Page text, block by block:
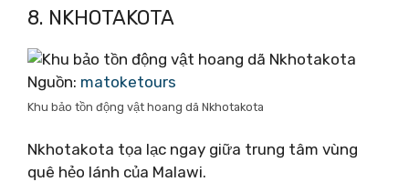
8. NKHOTAKOTA
Nguồn: matoketours
Khu bảo tồn động vật hoang dã Nkhotakota
Nkhotakota tọa lạc ngay giữa trung tâm vùng
quê hẻo lánh của Malawi.